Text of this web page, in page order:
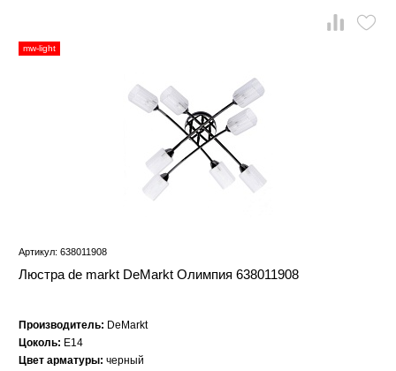
mw-light
Артикул: 638011908
Люстра de markt DeMarkt Олимпия 638011908
Производитель: DeMarkt
Цоколь: E14
Цвет арматуры: черный